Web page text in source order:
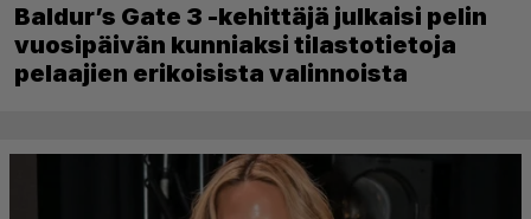
Baldur’s Gate 3 -kehittäjä julkaisi pelin
vuosipäivän kunniaksi tilastotietoja
pelaajien erikoisista valinnoista